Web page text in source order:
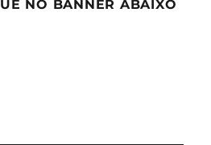
NO BANNER ABAIXO